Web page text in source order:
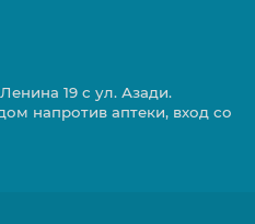
19 с ул. Азади.
напротив аптеки, вход со